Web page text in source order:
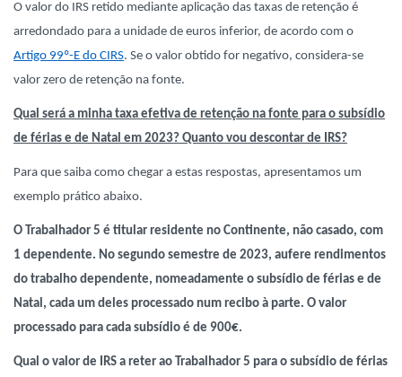
O valor do IRS retido mediante aplicação das taxas de retenção é
arredondado para a unidade de euros inferior, de acordo com o
Artigo 99º-E do CIRS. Se o valor obtido for negativo, considera-se
valor zero de retenção na fonte.
Qual será a minha taxa efetiva de retenção na fonte para o subsídio
de férias e de Natal em 2023? Quanto vou descontar de IRS?
Para que saiba como chegar a estas respostas, apresentamos um
exemplo prático abaixo.
O Trabalhador 5 é titular residente no Continente, não casado, com
1 dependente. No segundo semestre de 2023, aufere rendimentos
do trabalho dependente, nomeadamente o subsídio de férias e de
Natal, cada um deles processado num recibo à parte. O valor
processado para cada subsídio é de 900€.
Qual o valor de IRS a reter ao Trabalhador 5 para o subsídio de férias